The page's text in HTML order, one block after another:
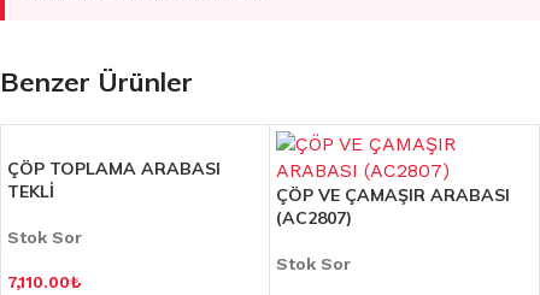
Benzer Ürünler
ÇÖP TOPLAMA ARABASI
TEKLİ
Stok Sor
7,110.00₺
ÇÖP VE ÇAMAŞIR ARABASI
(AC2807)
Stok Sor